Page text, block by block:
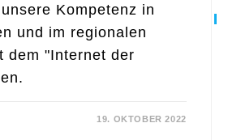
Kompetenz in
und im regionalen
dem "Internet der
19. OKTOBER 2022